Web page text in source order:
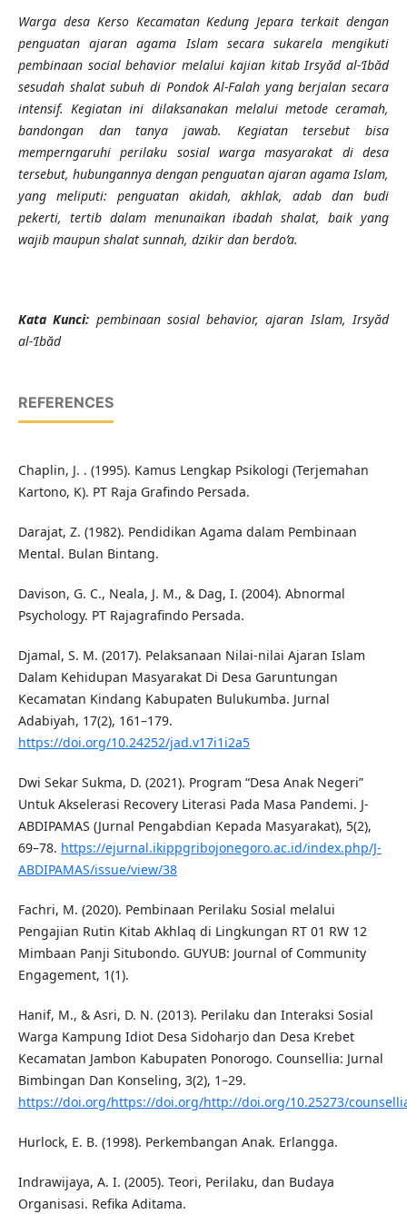
Warga desa Kerso Kecamatan Kedung Jepara terkait dengan
penguatan ajaran agama Islam secara sukarela mengikuti
pembinaan social behavior melalui kajian kitab Irsyăd al-‘Ibăd
sesudah shalat subuh di Pondok Al-Falah yang berjalan secara
intensif. Kegiatan ini dilaksanakan melalui metode ceramah,
bandongan dan tanya jawab. Kegiatan tersebut bisa
memperngaruhi perilaku sosial warga masyarakat di desa
tersebut, hubungannya dengan penguatan ajaran agama Islam,
yang meliputi: penguatan akidah, akhlak, adab dan budi
pekerti, tertib dalam menunaikan ibadah shalat, baik yang
wajib maupun shalat sunnah, dzikir dan berdo’a.
Kata Kunci: pembinaan sosial behavior, ajaran Islam, Irsyăd
al-‘Ibăd
REFERENCES
Chaplin, J. . (1995). Kamus Lengkap Psikologi (Terjemahan
Kartono, K). PT Raja Grafindo Persada.
Darajat, Z. (1982). Pendidikan Agama dalam Pembinaan
Mental. Bulan Bintang.
Davison, G. C., Neala, J. M., & Dag, I. (2004). Abnormal
Psychology. PT Rajagrafindo Persada.
Djamal, S. M. (2017). Pelaksanaan Nilai-nilai Ajaran Islam
Dalam Kehidupan Masyarakat Di Desa Garuntungan
Kecamatan Kindang Kabupaten Bulukumba. Jurnal
Adabiyah, 17(2), 161–179.
https://doi.org/10.24252/jad.v17i1i2a5
Dwi Sekar Sukma, D. (2021). Program “Desa Anak Negeri”
Untuk Akselerasi Recovery Literasi Pada Masa Pandemi. J-
ABDIPAMAS (Jurnal Pengabdian Kepada Masyarakat), 5(2),
69–78. https://ejurnal.ikippgribojonegoro.ac.id/index.php/J-
ABDIPAMAS/issue/view/38
Fachri, M. (2020). Pembinaan Perilaku Sosial melalui
Pengajian Rutin Kitab Akhlaq di Lingkungan RT 01 RW 12
Mimbaan Panji Situbondo. GUYUB: Journal of Community
Engagement, 1(1).
Hanif, M., & Asri, D. N. (2013). Perilaku dan Interaksi Sosial
Warga Kampung Idiot Desa Sidoharjo dan Desa Krebet
Kecamatan Jambon Kabupaten Ponorogo. Counsellia: Jurnal
Bimbingan Dan Konseling, 3(2), 1–29.
https://doi.org/https://doi.org/http://doi.org/10.25273/
Hurlock, E. B. (1998). Perkembangan Anak. Erlangga.
Indrawijaya, A. I. (2005). Teori, Perilaku, dan Budaya
Organisasi. Refika Aditama.